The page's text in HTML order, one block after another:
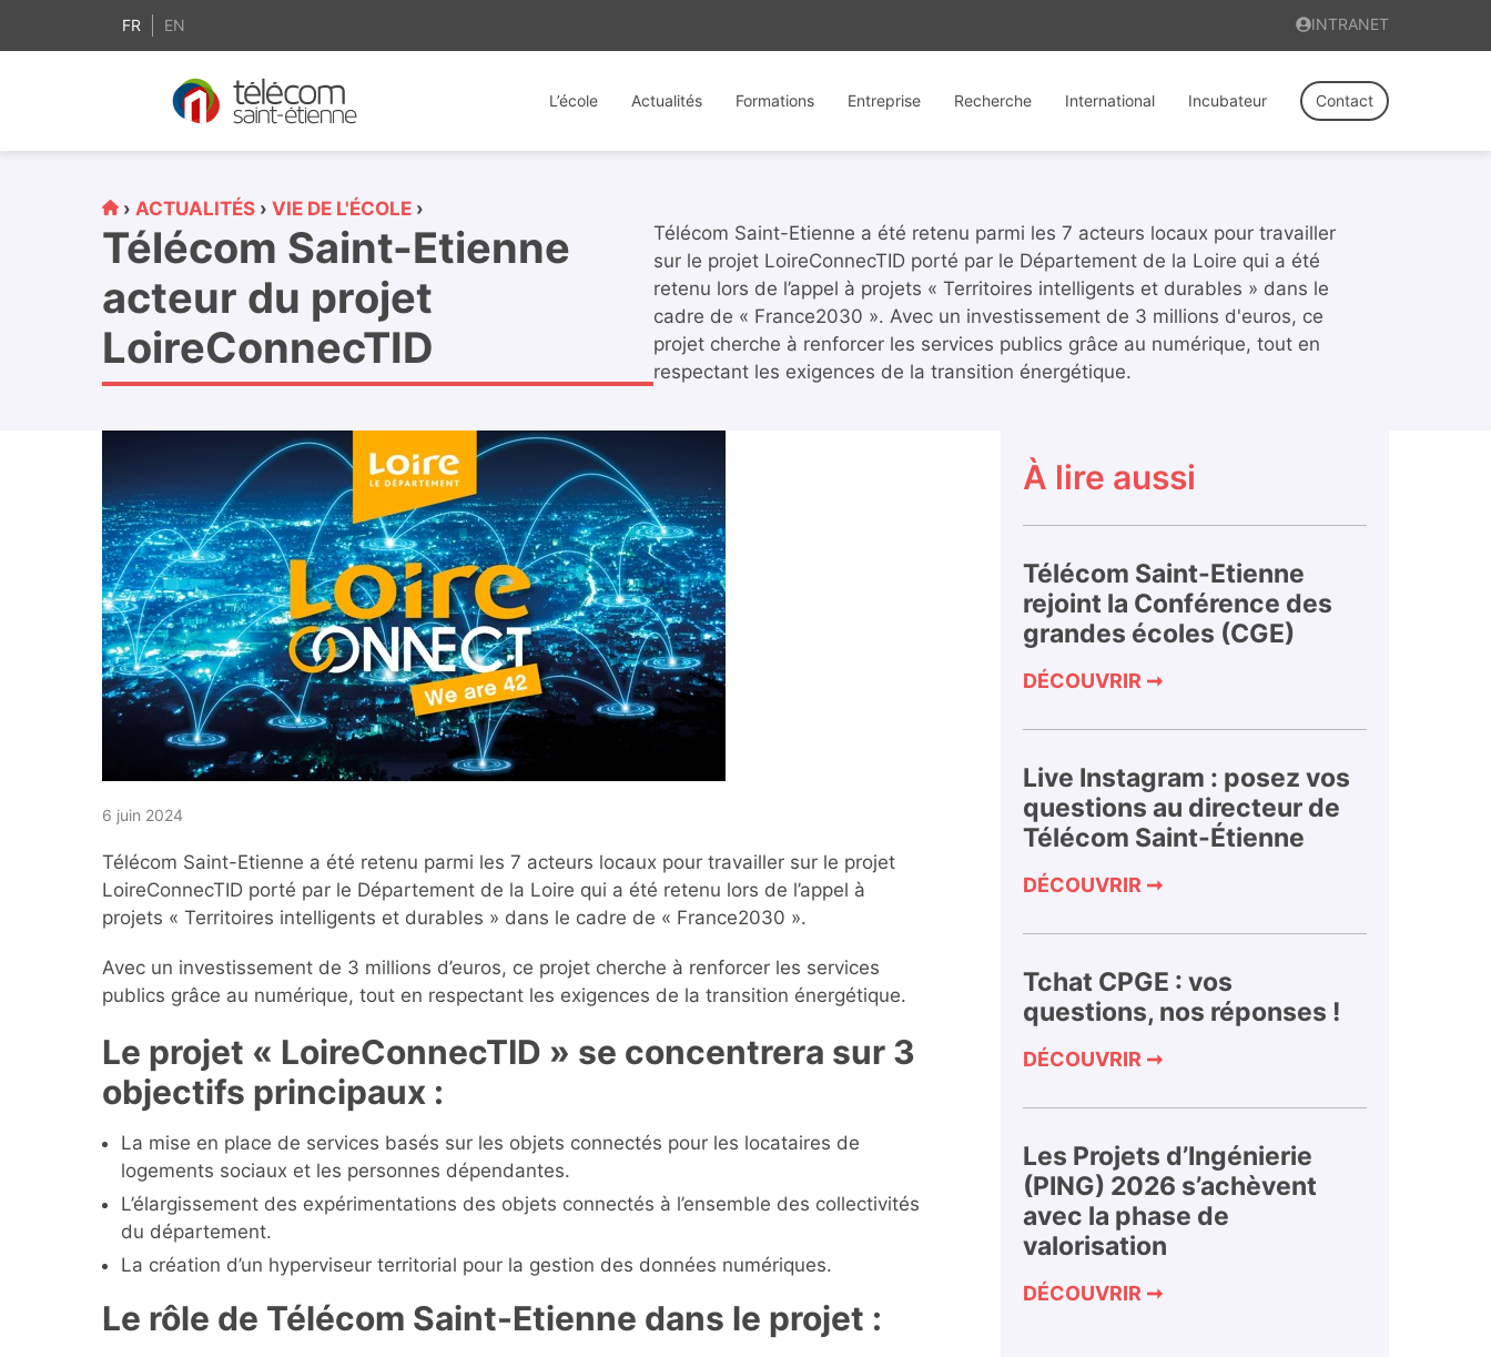
FR EN INTRANET
L’école Actualités Formations Entreprise Recherche International Incubateur Contact
›ACTUALITÉS ›VIE DE L'ÉCOLE ›
Télécom Saint-Etienne
acteur du projet
LoireConnecTID
Télécom Saint-Etienne a été retenu parmi les 7 acteurs locaux pour travailler
sur le projet LoireConnecTID porté par le Département de la Loire qui a été
retenu lors de l’appel à projets « Territoires intelligents et durables » dans le
cadre de « France2030 ». Avec un investissement de 3 millions d'euros, ce
projet cherche à renforcer les services publics grâce au numérique, tout en
respectant les exigences de la transition énergétique.
6 juin 2024
Télécom Saint-Etienne a été retenu parmi les 7 acteurs locaux pour travailler sur le projet
LoireConnecTID porté par le Département de la Loire qui a été retenu lors de l’appel à
projets « Territoires intelligents et durables » dans le cadre de « France2030 ».
Avec un investissement de 3 millions d’euros, ce projet cherche à renforcer les services
publics grâce au numérique, tout en respectant les exigences de la transition énergétique.
Le projet « LoireConnecTID » se concentrera sur 3
objectifs principaux :
La mise en place de services basés sur les objets connectés pour les locataires de
logements sociaux et les personnes dépendantes.
L’élargissement des expérimentations des objets connectés à l’ensemble des collectivités
du département.
La création d’un hyperviseur territorial pour la gestion des données numériques.
Le rôle de Télécom Saint-Etienne dans le projet :
À lire aussi
Télécom Saint-Etienne
rejoint la Conférence des
grandes écoles (CGE)
DÉCOUVRIR ➞
Live Instagram : posez vos
questions au directeur de
Télécom Saint-Étienne
DÉCOUVRIR ➞
Tchat CPGE : vos
questions, nos réponses !
DÉCOUVRIR ➞
Les Projets d’Ingénierie
(PING) 2026 s’achèvent
avec la phase de
valorisation
DÉCOUVRIR ➞